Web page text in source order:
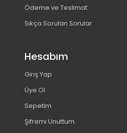
Ödeme ve Teslimat
Sıkça Sorulan Sorular
Hesabım
Giriş Yap
Üye Ol
Sepetim
Şifremi Unuttum